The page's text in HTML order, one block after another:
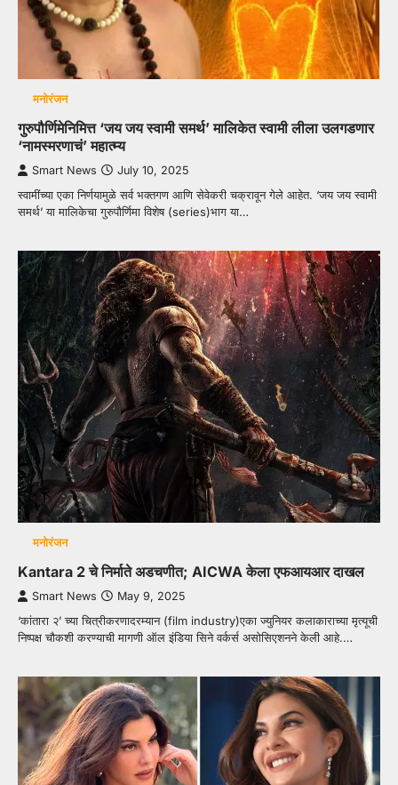
मनोरंजन
गुरुपौर्णिमेनिमित्त ‘जय जय स्वामी समर्थ’ मालिकेत स्वामी लीला उलगडणार
‘नामस्मरणाचं’ महात्म्य
Smart News July 10, 2025
स्वामींच्या एका निर्णयामुळे सर्व भक्तगण आणि सेवेकरी चक्रावून गेले आहेत. ‘जय जय स्वामी
समर्थ’ या मालिकेचा गुरुपौर्णिमा विशेष (series)भाग या…
मनोरंजन
Kantara 2 चे निर्माते अडचणीत; AICWA केला एफआयआर दाखल
Smart News May 9, 2025
‘कांतारा २’ च्या चित्रीकरणादरम्यान (film industry)एका ज्युनियर कलाकाराच्या मृत्यूची
निष्पक्ष चौकशी करण्याची मागणी ऑल इंडिया सिने वर्कर्स असोसिएशनने केली आहे.…